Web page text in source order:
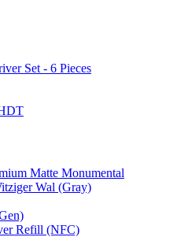
Set - 6 Pieces
Matte Monumental
Wal (Gray)
Refill (NFC)